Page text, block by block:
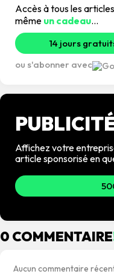
Accès à tous les
même un cadeau...
14 jours
ou s'abonner avec
Affichez votre
article sponsorisé en
0 COMMENTAIRE
Aucun commentaire